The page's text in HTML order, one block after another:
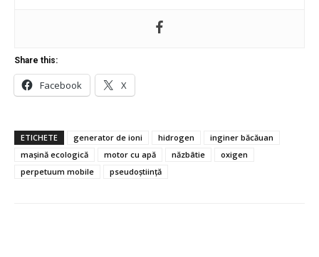
Share this:
Facebook X
ETICHETE generator de ioni hidrogen
inginer băcăuan
mașină ecologică
motor cu apă năzbâtie
oxigen
perpetuum mobile
pseudoștiință